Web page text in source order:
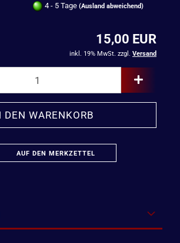
4 - 5 Tage (Ausland abweichend)
15,00 EUR
inkl. 19% MwSt. zzgl. Versand
AUF DEN MERKZETTEL